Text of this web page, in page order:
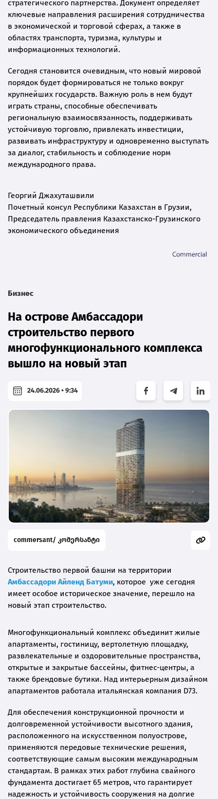
стратегического партнерства. Документ определяет
ключевые направления расширения сотрудничества
в экономической и торговой сферах, а также в
областях транспорта, туризма, культуры и
информационных технологий.
Сегодня становится очевидным, что новый мировой
порядок будет формироваться не только вокруг
крупнейших государств. Важную роль в нем будут
играть страны, способные обеспечивать
региональную взаимосвязанность, поддерживать
устойчивую торговлю, привлекать инвестиции,
развивать инфраструктуру и одновременно выступать
за диалог, стабильность и соблюдение норм
международного права.
Георгий Джахуташвили
Почетный консул Республики Казахстан в Грузии,
Председатель правления Казахстанско-Грузинского
экономического объединения
Бизнес
На острове Амбассадори
строительство первого
многофункционального комплекса
вышло на новый этап
24.06.2026 • 9:34
commersant/ კომერსანტი
Строительство первой башни на территории
Амбассадори Айленд Батуми, которое уже сегодня
имеет особое историческое значение, перешло на
новый этап строительство.
Многофункциональный комплекс объединит жилые
апартаменты, гостиницу, вертолетную площадку,
развлекательные и оздоровительные пространства,
открытые и закрытые бассейны, фитнес-центры, а
также брендовые бутики. Над интерьерным дизайном
апартаментов работала итальянская компания D73.
Для обеспечения конструкционной прочности и
долговременной устойчивости высотного здания,
расположенного на искусственном полуострове,
применяются передовые технические решения,
соответствующие самым высоким международным
стандартам. В рамках этих работ глубина свайного
фундамента достигает 65 метров, что гарантирует
надежность и устойчивость сооружения на долгие